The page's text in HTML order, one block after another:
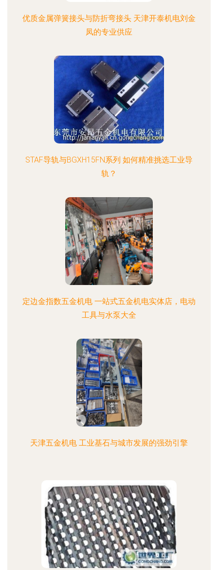
优质金属弹簧接头与防折弯接头 天津开泰机电刘金
凤的专业供应
STAF导轨与BGXH15FN系列 如何精准挑选工业导
轨？
定边金指数五金机电 一站式五金机电实体店，电动
工具与水泵大全
天津五金机电 工业基石与城市发展的强劲引擎